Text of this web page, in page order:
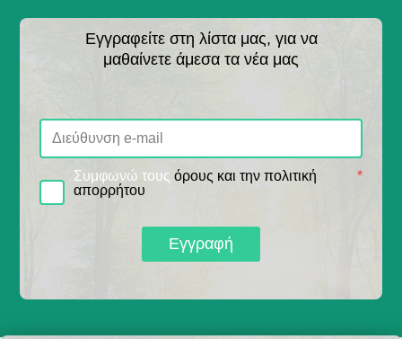
Εγγραφείτε στη λίστα μας, για να
μαθαίνετε άμεσα τα νέα μας
Συμφωνώ τους όρους και την πολιτική
απορρήτου
*
Εγγραφή